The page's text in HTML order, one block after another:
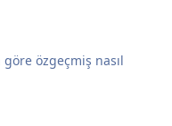
göre özgeçmiş nasıl